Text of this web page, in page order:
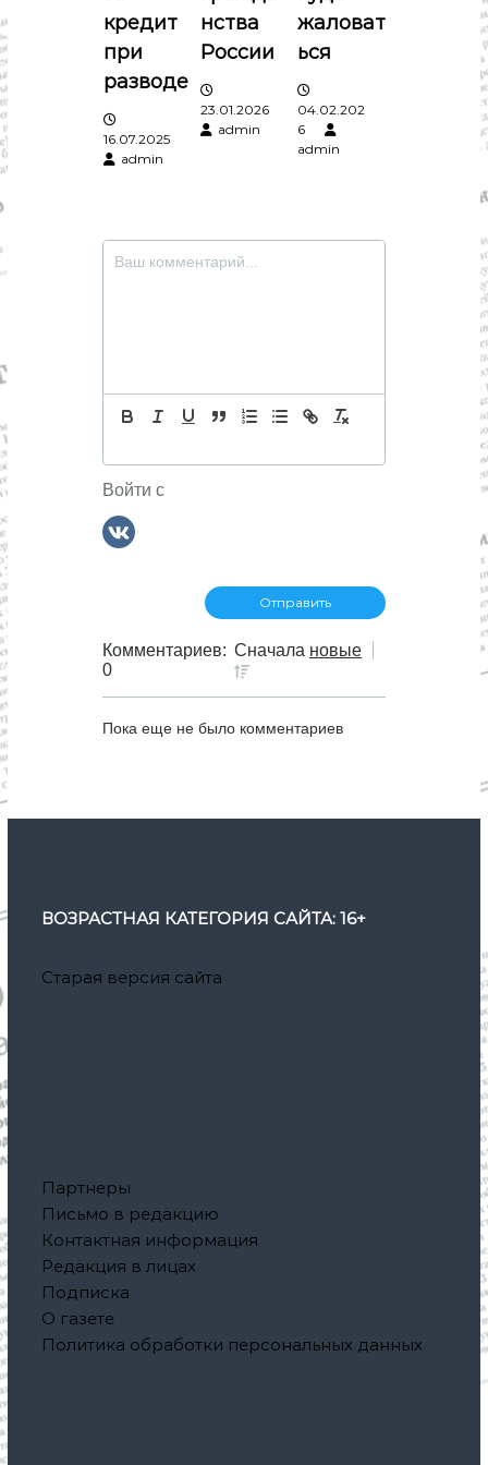
о
з
а
п
с
кредит
при
разводе
16.07.2025
admin
нства
России
23.01.2026
admin
жаловат
ься
04.02.202
6
admin
Войти с
Комментариев:
0
Сначала новые
Пока еще не было комментариев
ВОЗРАСТНАЯ КАТЕГОРИЯ САЙТА: 16+
Старая версия сайта
Партнеры
Письмо в редакцию
Контактная информация
Редакция в лицах
Подписка
О газете
Политика обработки персональных данных